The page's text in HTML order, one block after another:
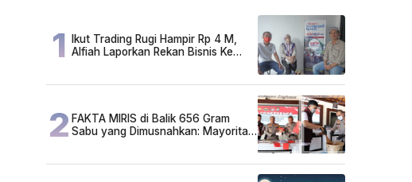
1 Ikut Trading Rugi Hampir Rp 4 M,
Alfiah Laporkan Rekan Bisnis Ke
2 FAKTA MIRIS di Balik 656 Gram
Sabu yang Dimusnahkan: Mayoritas